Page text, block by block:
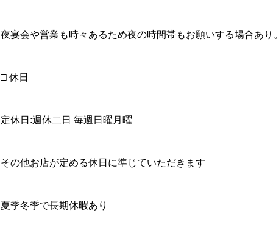
夜宴会や営業も時々あるため夜の時間帯もお願いする場合あり。
□ 休日
定休日:週休二日 毎週日曜月曜
その他お店が定める休日に準じていただきます
夏季冬季で長期休暇あり